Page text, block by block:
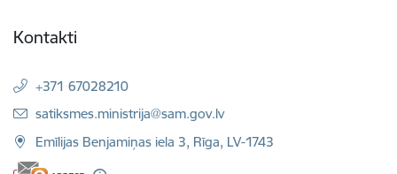
Kontakti
+371 67028210
E-pasts:
satiksmes.ministrija@sam.gov.lv
Emīlijas Benjamiņas iela 3, Rīga, LV-1743